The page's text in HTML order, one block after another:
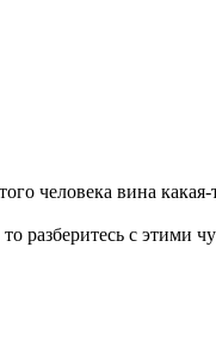
человека вина
разберитесь с этими